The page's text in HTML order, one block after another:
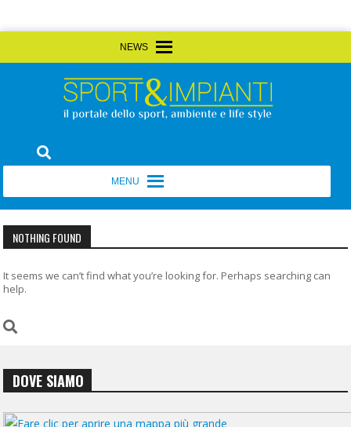
to
Sport&Impianti
NOTHING FOUND
It seems we can’t find what you’re looking for. Perhaps searching can
help.
DOVE SIAMO